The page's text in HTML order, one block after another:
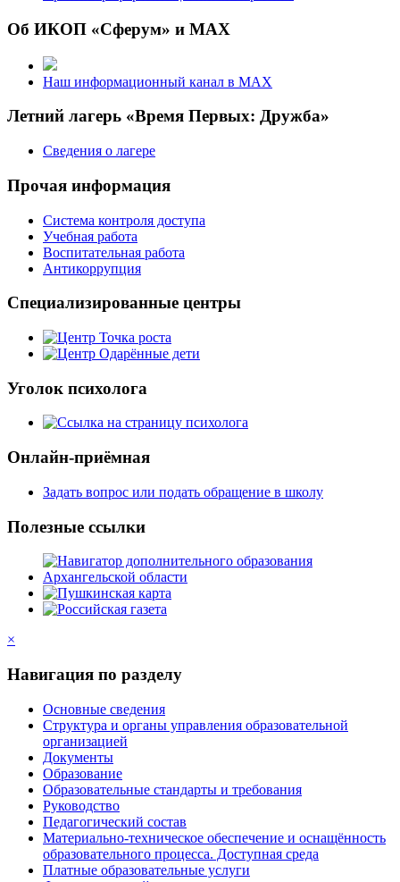
Об ИКОП «Сферум» и MAX
Наш информационный канал в MAX
Летний лагерь «Время Первых: Дружба»
Сведения о лагере
Прочая информация
Система контроля доступа
Учебная работа
Воспитательная работа
Антикоррупция
Специализированные центры
Уголок психолога
Онлайн-приёмная
Задать вопрос или подать обращение в школу
Полезные ссылки
×
Навигация по разделу
Основные сведения
Структура и органы управления образовательной
организацией
Документы
Образование
Образовательные стандарты и требования
Руководство
Педагогический состав
Материально-техническое обеспечение и оснащённость
образовательного процесса. Доступная среда
Платные образовательные услуги